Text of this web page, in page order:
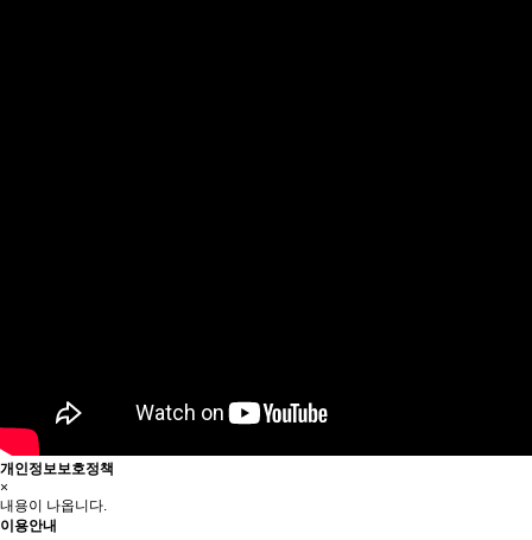
개인정보보호정책
×
내용이 나옵니다.
이용안내